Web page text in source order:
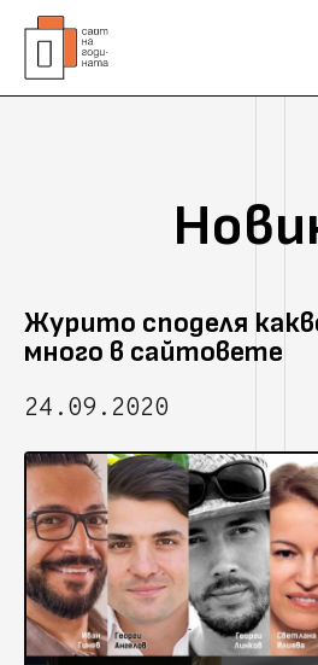
Журито споделя
много в сайтовете
24.09.2020